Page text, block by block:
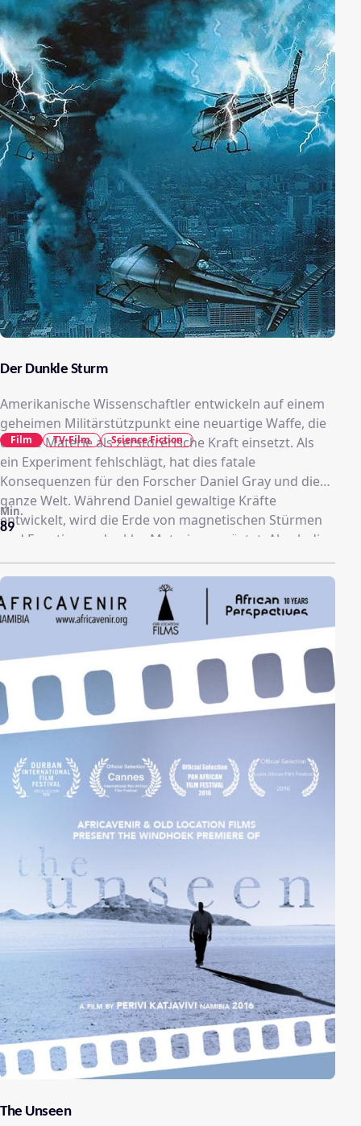
Der Dunkle Sturm
Amerikanische Wissenschaftler entwickeln auf einem
geheimen Militärstützpunkt eine neuartige Waffe, die
dunkle Materie als zerstörerische Kraft einsetzt. Als
ein Experiment fehlschlägt, hat dies fatale
Konsequenzen für den Forscher Daniel Gray und die
ganze Welt. Während Daniel gewaltige Kräfte
entwickelt, wird die Erde von magnetischen Stürmen
und Eruptionen dunkler Materie verwüstet. Als ob dies
nicht schon schlimm genug wäre, bedroht bald darauf
auch noch ein ehemaliges Mitglied der
Forschungsgruppe mit seinen Plänen die Versuche,
die Phänomene in den Griff zu bekommen. Die Lage
gerät mehr und mehr außer Kontrolle und es scheint,
als wäre Daniel der Schlüssel, um die Erde vor dem
Untergang zu bewahren.
89
Min.
Film TV-Film Science Fiction
The Unseen